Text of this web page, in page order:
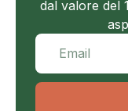
dal valore del